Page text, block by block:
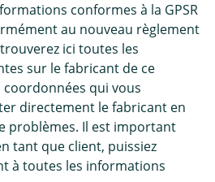
conformes à la GPSR
au nouveau règlement
ici toutes les
sur le fabricant de ce
qui vous
directement le fabricant en
problèmes. Il est important
tant que client, puissiez
à toutes les informations